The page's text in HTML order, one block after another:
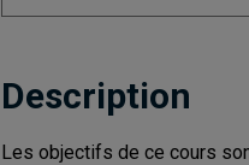
Description
Les objectifs de ce cours